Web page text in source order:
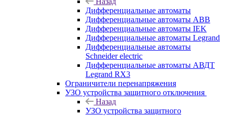
Дифференциальные автоматы
Дифференциальные автоматы ABB
Дифференциальные автоматы IEK
Дифференциальные автоматы Legrand
Дифференциальные автоматы
Schneider electric
Дифференциальные автоматы АВДТ
Legrand RX3
Ограничители перенапряжения
УЗО устройства защитного отключения
Назад
УЗО устройства защитного